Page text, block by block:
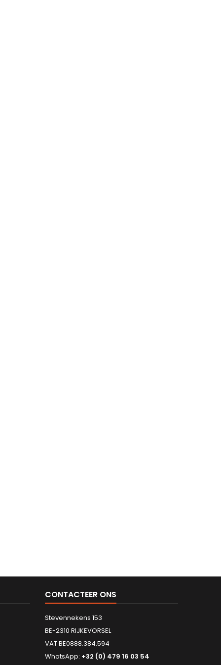
CONTACTEER ONS
Stevennekens 153
BE-2310 RIJKEVORSEL
VAT BE0888.384.594
WhatsApp: +32 (0) 479 16 03 54